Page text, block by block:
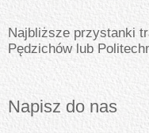
Najbliższe przystanki
Pędzichów lub
Napisz do nas